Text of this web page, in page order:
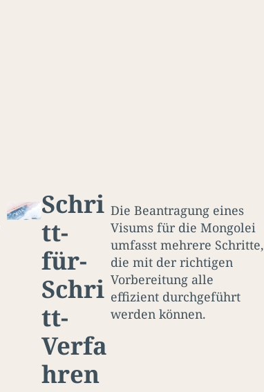
Schri
tt-
für-
Schri
tt-
Verfa
hren
Die Beantragung eines
Visums für die Mongolei
umfasst mehrere Schritte,
die mit der richtigen
Vorbereitung alle
effizient durchgeführt
werden können.